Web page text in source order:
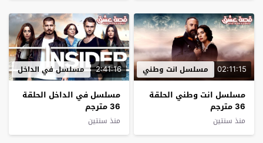
02:11:15 مسلسل انت وطني
مسلسل انت وطني الحلقة
36 مترجم
منذ سنتين
2:41:16 مسلسل في الداخل
مسلسل في الداخل الحلقة
36 مترجم
منذ سنتين